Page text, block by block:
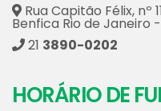
Rua Capitão Félix, nº
Benfica Rio de Janeiro
21 3890-0202
HORÁRIO DE